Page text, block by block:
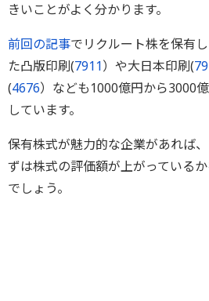
きいことがよく分かります。
前回の記事でリクルート株を保有
た凸版印刷(7911）や大日本印刷(
(4676）なども1000億円から3000
しています。
保有株式が魅力的な企業があれば
ずは株式の評価額が上がっている
でしょう。